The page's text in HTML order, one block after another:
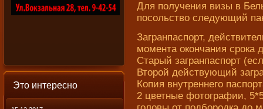
Для получения визы в
посольство следующий
Загранпаспорт,
момента окончания срока
Старый загранпаспорт
Второй действующий
Копия внутреннего
2 цветные фотографии,
Это интересно